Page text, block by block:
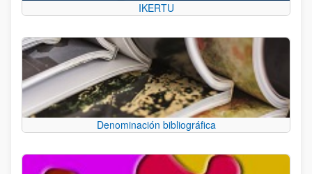
IKERTU
Denominación bibliográfica